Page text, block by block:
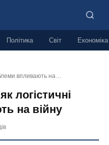
Політика Світ Економіка
впливають на…
логістичні
на війну